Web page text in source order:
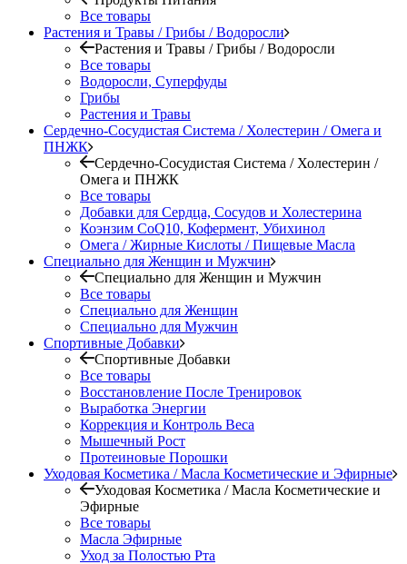
Все товары
Растения и Травы / Грибы / Водоросли
Растения и Травы / Грибы / Водоросли
Все товары
Водоросли, Суперфуды
Грибы
Растения и Травы
Сердечно-Сосудистая Система / Холестерин / Омега и
ПНЖК
Сердечно-Сосудистая Система / Холестерин /
Омега и ПНЖК
Все товары
Добавки для Сердца, Сосудов и Холестерина
Коэнзим CoQ10, Кофермент, Убихинол
Омега / Жирные Кислоты / Пищевые Масла
Специально для Женщин и Мужчин
Специально для Женщин и Мужчин
Все товары
Специально для Женщин
Специально для Мужчин
Спортивные Добавки
Спортивные Добавки
Все товары
Восстановление После Тренировок
Выработка Энергии
Коррекция и Контроль Веса
Мышечный Рост
Протеиновые Порошки
Уходовая Косметика / Масла Косметические и Эфирные
Уходовая Косметика / Масла Косметические и
Эфирные
Все товары
Масла Эфирные
Уход за Полостью Рта